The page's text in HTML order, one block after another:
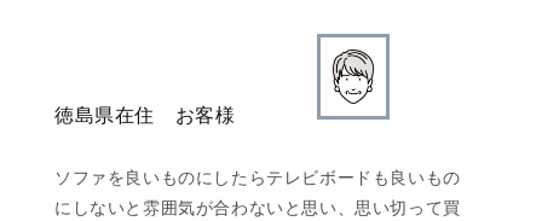
徳島県在住 お客様
ソファを良いものにしたらテレビボードも良いもの
にしないと雰囲気が合わないと思い、思い切って買